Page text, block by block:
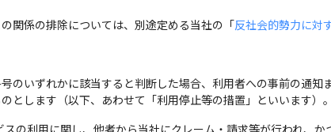
関係の排除については、別途定める当社の「反社会的勢力に対
のいずれかに該当すると判断した場合、利用者への事前の通
とします（以下、あわせて「利用停止等の措置」といいます）。
スの利用に関し、他者から当社にクレーム・請求等が行われ、